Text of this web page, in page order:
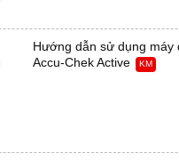
Hướng dẫn sử dụng máy
Accu-Chek Active
KM